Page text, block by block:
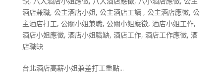
酒店兼職, 公主酒店小姐, 公主酒店工讀 , 公主酒店應徵, 公
主酒店打工, 公關小姐兼職, 公關小姐應徵, 酒店小姐工作,
酒店小姐應徵, 酒店小姐職缺, 酒店工作, 酒店工作應徵, 酒
店職缺
台北酒店高薪小姐兼差打工重點...